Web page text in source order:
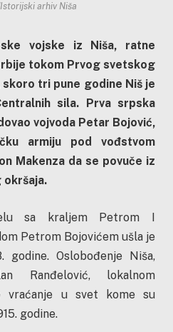
arhiv Niša
vojske iz Niša, ratne
tokom Prvog svetskog
skoro tri pune godine Niš je
sila. Prva srpska
vojvoda Petar Bojović,
armiju pod vođstvom
Makenza da se povuče iz
okršaja.
sa kraljem Petrom I
Petrom Bojovićem ušla je
godine. Oslobođenje Niša,
Ranđelović, lokalnom
vraćanje u svet kome su
godine.